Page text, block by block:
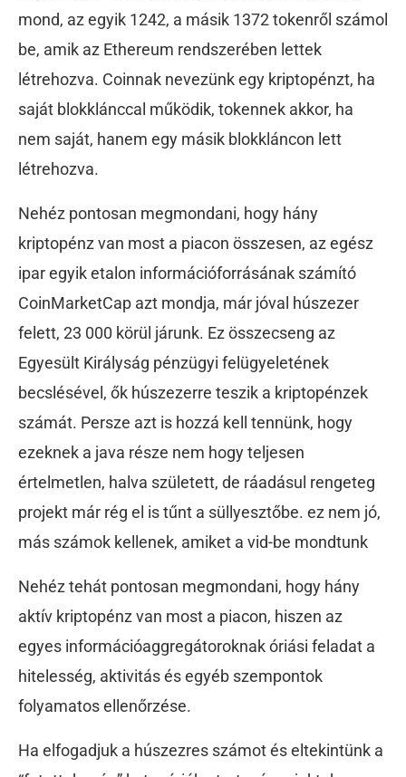
mond, az egyik 1242, a másik 1372 tokenről számol
be, amik az Ethereum rendszerében lettek
létrehozva. Coinnak nevezünk egy kriptopénzt, ha
saját blokklánccal működik, tokennek akkor, ha
nem saját, hanem egy másik blokkláncon lett
létrehozva.
Nehéz pontosan megmondani, hogy hány
kriptopénz van most a piacon összesen, az egész
ipar egyik etalon információforrásának számító
CoinMarketCap azt mondja, már jóval húszezer
felett, 23 000 körül járunk. Ez összecseng az
Egyesült Királyság pénzügyi felügyeletének
becslésével, ők húszezerre teszik a kriptopénzek
számát. Persze azt is hozzá kell tennünk, hogy
ezeknek a java része nem hogy teljesen
értelmetlen, halva született, de ráadásul rengeteg
projekt már rég el is tűnt a süllyesztőbe. ez nem jó,
más számok kellenek, amiket a vid-be mondtunk
Nehéz tehát pontosan megmondani, hogy hány
aktív kriptopénz van most a piacon, hiszen az
egyes információaggregátoroknak óriási feladat a
hitelesség, aktivitás és egyéb szempontok
folyamatos ellenőrzése.
Ha elfogadjuk a húszezres számot és eltekintünk a